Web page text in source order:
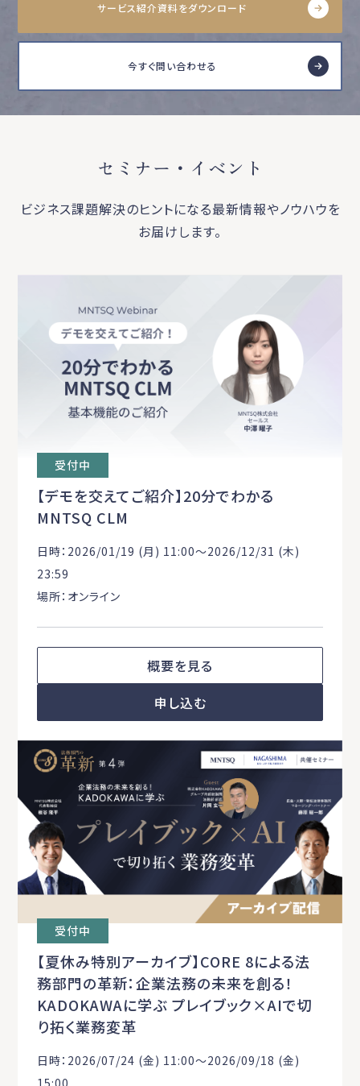
サービス紹介資料をダウンロード
今すぐ問い合わせる
セミナー・イベント
ビジネス課題解決のヒントになる最新情報やノウハウを
お届けします。
受付中
【デモを交えてご紹介】20分でわかる
MNTSQ CLM
日時：2026/01/19 (月) 11:00〜2026/12/31 (木)
23:59
場所：オンライン
概要を見る
申し込む
受付中
【夏休み特別アーカイブ】CORE 8による法
務部門の革新：企業法務の未来を創る！
KADOKAWAに学ぶ プレイブック×AIで切
り拓く業務変革
日時：2026/07/24 (金) 11:00〜2026/09/18 (金)
15:00